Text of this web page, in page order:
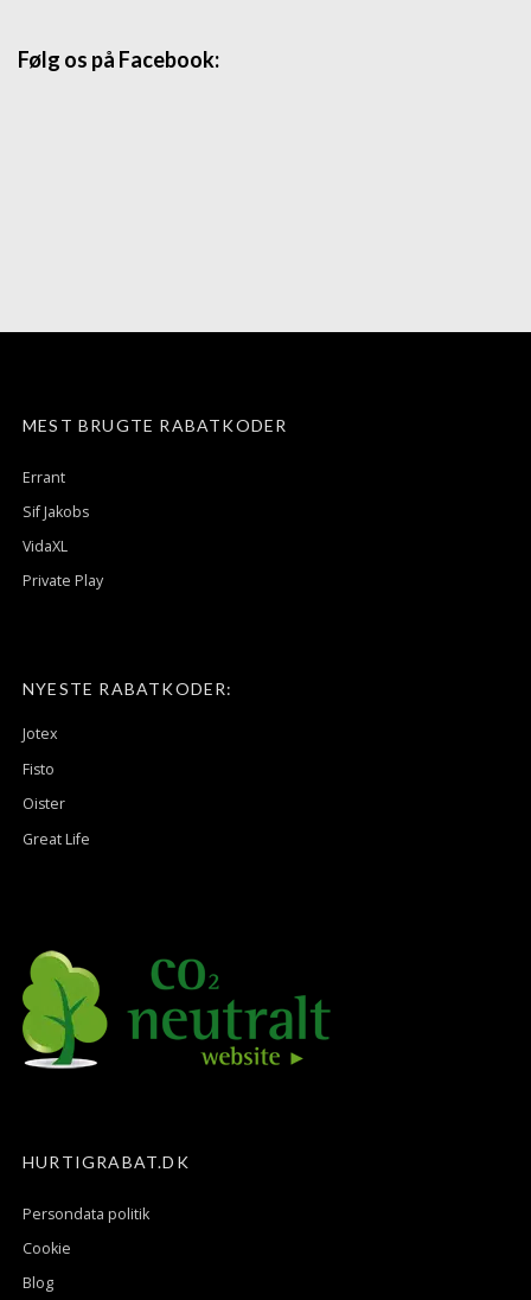
Følg os på Facebook:
MEST BRUGTE RABATKODER
Errant
Sif Jakobs
VidaXL
Private Play
NYESTE RABATKODER:
Jotex
Fisto
Oister
Great Life
HURTIGRABAT.DK
Persondata politik
Cookie
Blog